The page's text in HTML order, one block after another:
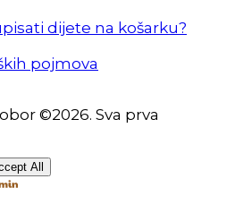
dijete na košarku?
pojmova
©2026. Sva prva
All